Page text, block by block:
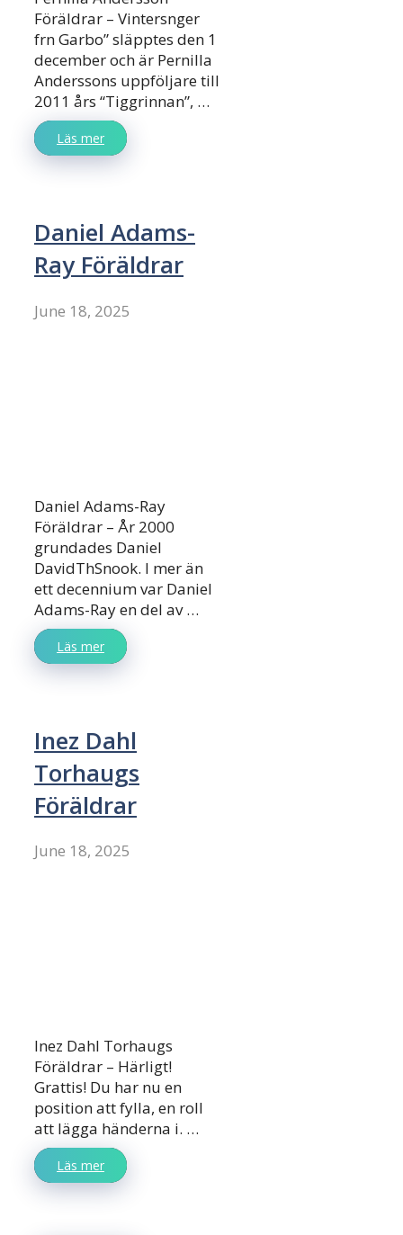
Föräldrar – Vintersnger
frn Garbo” släpptes den 1
december och är Pernilla
Anderssons uppföljare till
2011 års “Tiggrinnan”, …
Läs mer
Daniel Adams-
Ray Föräldrar
June 18, 2025
Daniel Adams-Ray
Föräldrar – År 2000
grundades Daniel
DavidThSnook. I mer än
ett decennium var Daniel
Adams-Ray en del av …
Läs mer
Inez Dahl
Torhaugs
Föräldrar
June 18, 2025
Inez Dahl Torhaugs
Föräldrar – Härligt!
Grattis! Du har nu en
position att fylla, en roll
att lägga händerna i. …
Läs mer